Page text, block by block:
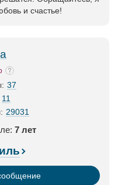
и счастье!
37
11
29031
7 лет